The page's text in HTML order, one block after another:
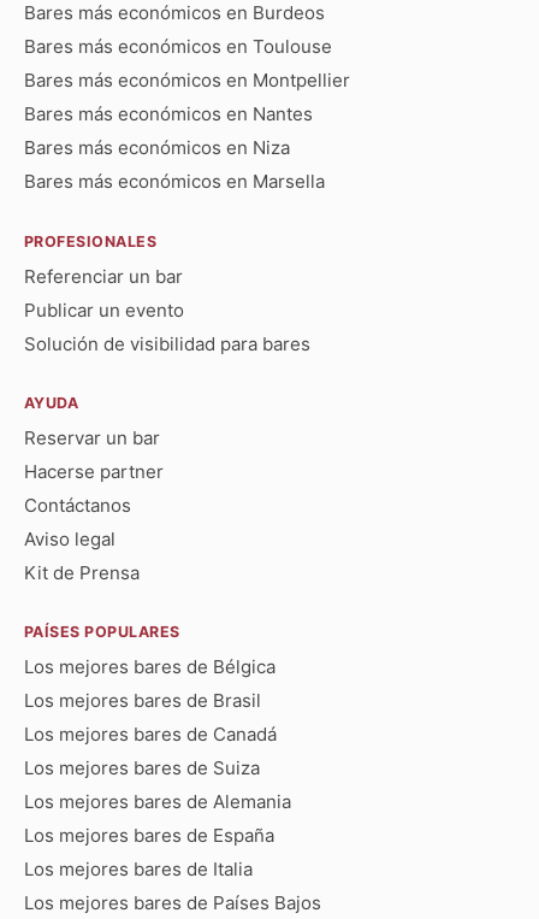
Bares más económicos en Burdeos
Bares más económicos en Toulouse
Bares más económicos en Montpellier
Bares más económicos en Nantes
Bares más económicos en Niza
Bares más económicos en Marsella
PROFESIONALES
Referenciar un bar
Publicar un evento
Solución de visibilidad para bares
AYUDA
Reservar un bar
Hacerse partner
Contáctanos
Aviso legal
Kit de Prensa
PAÍSES POPULARES
Los mejores bares de Bélgica
Los mejores bares de Brasil
Los mejores bares de Canadá
Los mejores bares de Suiza
Los mejores bares de Alemania
Los mejores bares de España
Los mejores bares de Italia
Los mejores bares de Países Bajos